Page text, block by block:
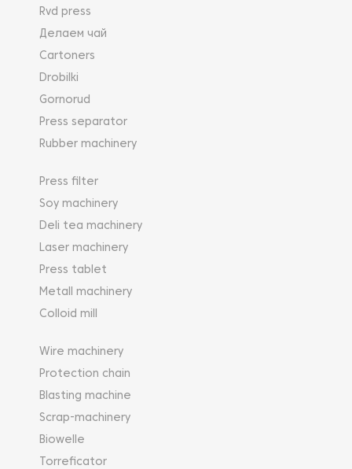
Rvd press
Делаем чай
Cartoners
Drobilki
Gornorud
Press separator
Rubber machinery
Press filter
Soy machinery
Deli tea machinery
Laser machinery
Press tablet
Metall machinery
Colloid mill
Wire machinery
Protection chain
Blasting machine
Scrap-machinery
Biowelle
Torreficator